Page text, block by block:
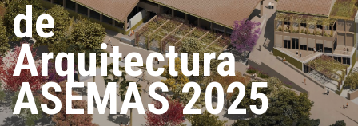
de
Arquitectura
ASEMAS 2025